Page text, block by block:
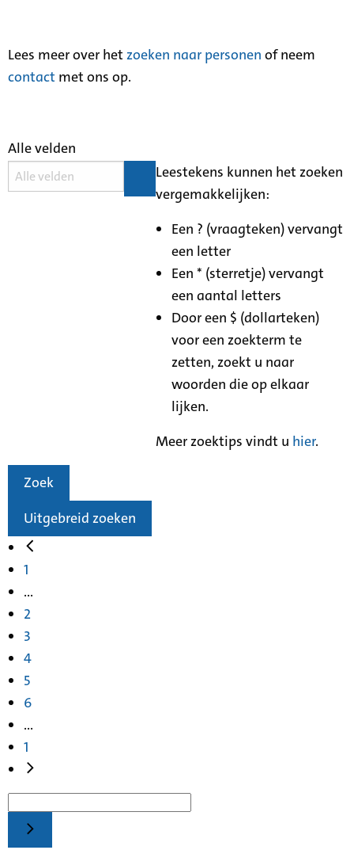
Lees meer over het zoeken naar personen of neem
contact met ons op.
Alle velden
Leestekens kunnen het zoeken
vergemakkelijken:
Een ? (vraagteken) vervangt
een letter
Een * (sterretje) vervangt
een aantal letters
Door een $ (dollarteken)
voor een zoekterm te
zetten, zoekt u naar
woorden die op elkaar
lijken.
Meer zoektips vindt u hier.
Zoek
Uitgebreid zoeken
1
...
2
3
4
5
6
...
1